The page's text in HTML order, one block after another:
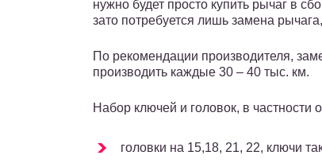
нужно будет просто купить рычаг в
зато потребуется лишь замена
По рекомендации производителя,
производить каждые 30 – 40 тыс. км.
Набор ключей и головок, в частности
головки на 15,18, 21, 22, ключи